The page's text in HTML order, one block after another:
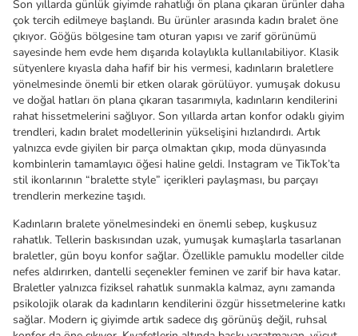
Son yıllarda günlük giyimde rahatlığı ön plana çıkaran ürünler daha
çok tercih edilmeye başlandı. Bu ürünler arasında kadın bralet öne
çıkıyor. Göğüs bölgesine tam oturan yapısı ve zarif görünümü
sayesinde hem evde hem dışarıda kolaylıkla kullanılabiliyor. Klasik
sütyenlere kıyasla daha hafif bir his vermesi, kadınların braletlere
yönelmesinde önemli bir etken olarak görülüyor. yumuşak dokusu
ve doğal hatları ön plana çıkaran tasarımıyla, kadınların kendilerini
rahat hissetmelerini sağlıyor. Son yıllarda artan konfor odaklı giyim
trendleri, kadın bralet modellerinin yükselişini hızlandırdı. Artık
yalnızca evde giyilen bir parça olmaktan çıkıp, moda dünyasında
kombinlerin tamamlayıcı öğesi haline geldi. Instagram ve TikTok’ta
stil ikonlarının “bralette style” içerikleri paylaşması, bu parçayı
trendlerin merkezine taşıdı.
Kadınların bralete yönelmesindeki en önemli sebep, kuşkusuz
rahatlık. Tellerin baskısından uzak, yumuşak kumaşlarla tasarlanan
braletler, gün boyu konfor sağlar. Özellikle pamuklu modeller cilde
nefes aldırırken, dantelli seçenekler feminen ve zarif bir hava katar.
Braletler yalnızca fiziksel rahatlık sunmakla kalmaz, aynı zamanda
psikolojik olarak da kadınların kendilerini özgür hissetmelerine katkı
sağlar. Modern iç giyimde artık sadece dış görünüş değil, ruhsal